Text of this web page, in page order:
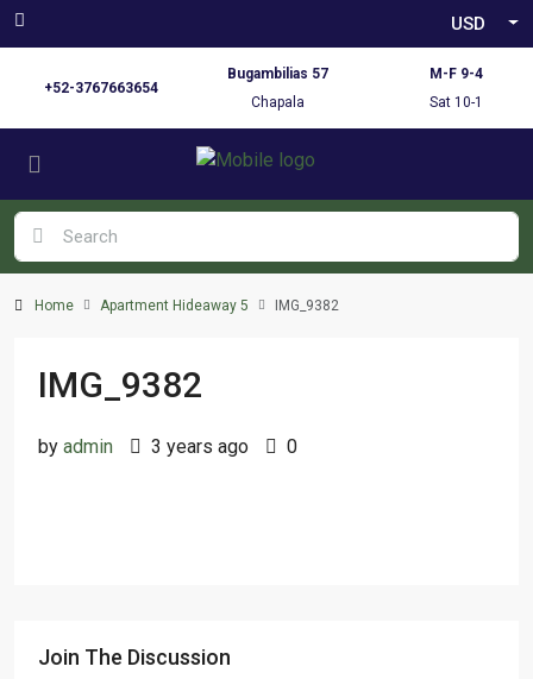
USD
+52-3767663654
Bugambilias 57
Chapala
M-F 9-4
Sat 10-1
Home Apartment Hideaway 5 IMG_9382
IMG_9382
by admin 3 years ago 0
Join The Discussion